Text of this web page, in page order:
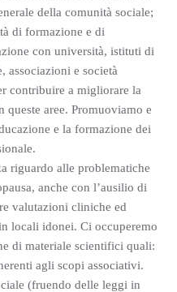
della comunità sociale;
di formazione e di
con università, istituti di
associazioni e società
contribuire a migliorare la
aree. Promuoviamo e
e la formazione dei
riguardo alle problematiche
anche con l’ausilio di
valutazioni cliniche ed
locali idonei. Ci occuperemo
di materiale scientifici quali:
agli scopi associativi.
(fruendo delle leggi in